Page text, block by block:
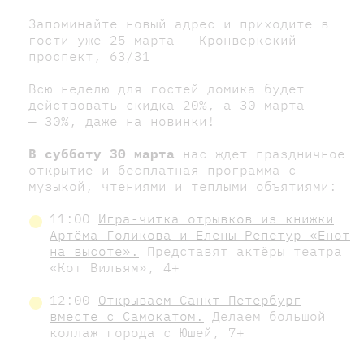
Запоминайте новый адрес и приходите в
гости уже 25 марта — Кронверкский
проспект, 63/31
Всю неделю для гостей домика будет
действовать скидка 20%, а 30 марта
— 30%, даже на новинки!
В субботу 30 марта нас ждет праздничное
открытие и бесплатная программа с
музыкой, чтениями и теплыми объятиями:
11:00 Игра-читка отрывков из книжки
Артёма Голикова и Елены Репетур «Енот
на высоте».
Представят актёры театра
«Кот Вильям», 4+
12:00 Открываем Санкт-Петербург
вместе с Самокатом.
Делаем большой
коллаж города с Юшей, 7+